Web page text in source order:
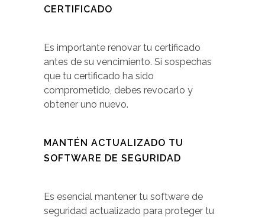
CERTIFICADO
Es importante renovar tu certificado
antes de su vencimiento. Si sospechas
que tu certificado ha sido
comprometido, debes revocarlo y
obtener uno nuevo.
MANTÉN ACTUALIZADO TU
SOFTWARE DE SEGURIDAD
Es esencial mantener tu software de
seguridad actualizado para proteger tu